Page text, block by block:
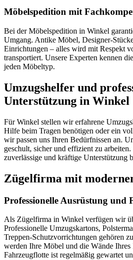
Möbelspedition mit
Bei der Möbelspedition in Winkel
Umgang. Antike Möbel, Designer-
Einrichtungen – alles wird mit Respekt
transportiert. Unsere Experten kennen
jeden Möbeltyp.
Umzugshelfer und
Unterstützung in Winkel
Für Winkel stellen wir erfahrene
Hilfe beim Tragen benötigen oder ein
wir passen uns Ihren Bedürfnissen an.
geschult, sicher und effizient zu
zuverlässige und kräftige Unterstützung
Zügelfirma mit
Professionelle Ausrüstung und
Als Zügelfirma in Winkel verfügen wir
Professionelle Umzugskartons,
Treppen-Schutzvorrichtungen gehören
werden Ihre Möbel und die Wände Ihres
Fahrzeugflotte ist regelmäßig gewartet